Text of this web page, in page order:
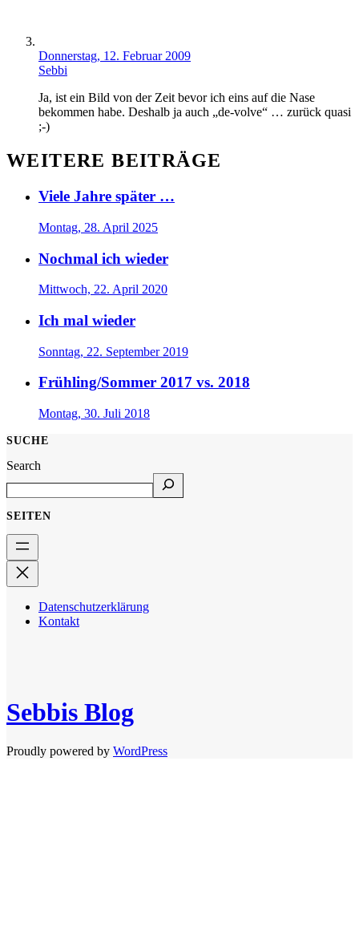
Donnerstag, 12. Februar 2009
Sebbi
Ja, ist ein Bild von der Zeit bevor ich eins auf die Nase
bekommen habe. Deshalb ja auch „de-volve“ … zurück quasi
;-)
WEITERE BEITRÄGE
Viele Jahre später …
Montag, 28. April 2025
Nochmal ich wieder
Mittwoch, 22. April 2020
Ich mal wieder
Sonntag, 22. September 2019
Frühling/Sommer 2017 vs. 2018
Montag, 30. Juli 2018
SUCHE
Search
SEITEN
Datenschutzerklärung
Kontakt
Sebbis Blog
Proudly powered by WordPress